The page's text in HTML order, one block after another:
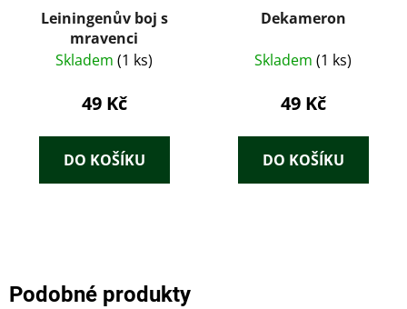
Leiningenův boj s
mravenci
Skladem (1 ks)
49 Kč
DO KOŠÍKU
Dekameron
Skladem (1 ks)
49 Kč
DO KOŠÍKU
Podobné produkty